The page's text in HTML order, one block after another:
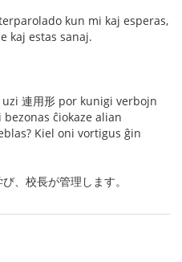
kun mi kaj esperas,
kaj estas sanaj.
連用形 por kunigi verbojn
ĉiokaze alian
Kiel oni vortigus ĝin
、校長が管理します。